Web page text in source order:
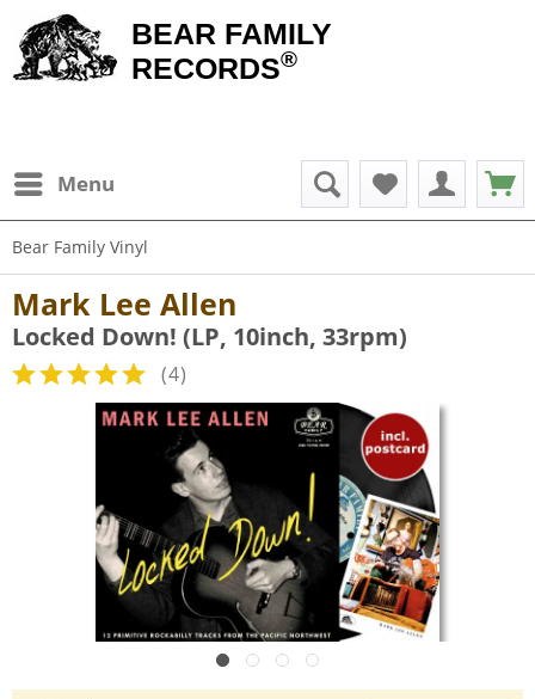
BEAR FAMILY
RECORDS®
Menu
Bear Family Vinyl
Mark Lee Allen
Locked Down! (LP, 10inch, 33rpm)
(4)